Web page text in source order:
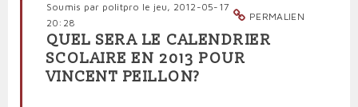
PERMALIEN
Soumis par politpro le jeu, 2012-05-17
20:28
QUEL SERA LE CALENDRIER
SCOLAIRE EN 2013 POUR
VINCENT PEILLON?